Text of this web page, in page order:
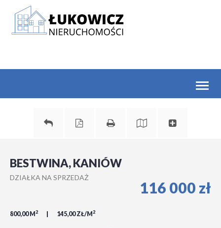
BESTWINA, KANIÓW
DZIAŁKA NA SPRZEDAŻ
800,00 M 2 145,00 ZŁ/M 2
116 000 zł